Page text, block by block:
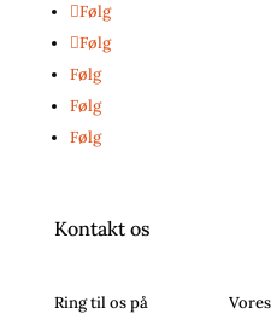
Følg
Følg
Følg
Følg
Følg
Kontakt os
Ring til os på